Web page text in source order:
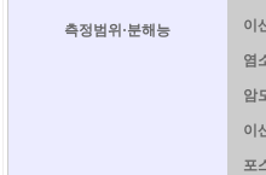
측정범위·분해능 이
염
암
이
포